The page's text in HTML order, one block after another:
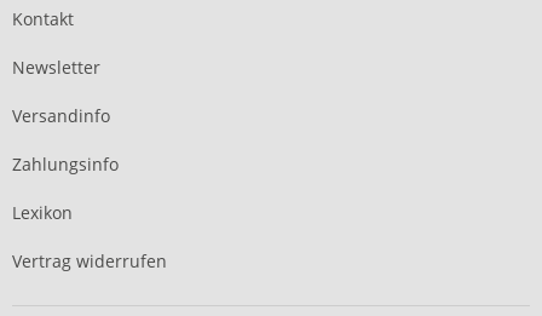
Kontakt
Newsletter
Versandinfo
Zahlungsinfo
Lexikon
Vertrag widerrufen